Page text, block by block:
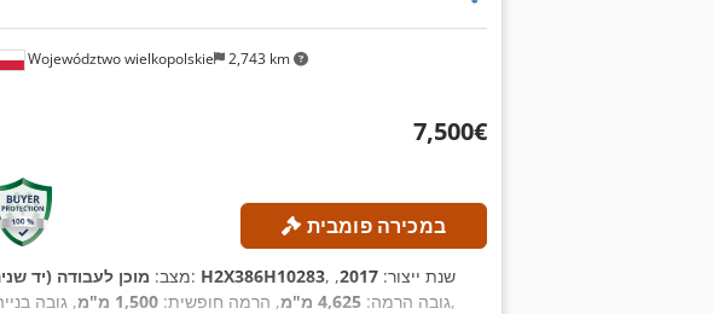
Województwo wielkopolskie 2,743 km
‏7,500 ‏€
במכירה פומבית
מצב: מוכן לעבודה (יד , מספר מכונה/רכב: H2X386H10283 , שנת ייצור: 2017
,
, גובה הרמה: 4,625 מ"מ , הרמה חופשית: 1,500 מ"מ , גובה ,